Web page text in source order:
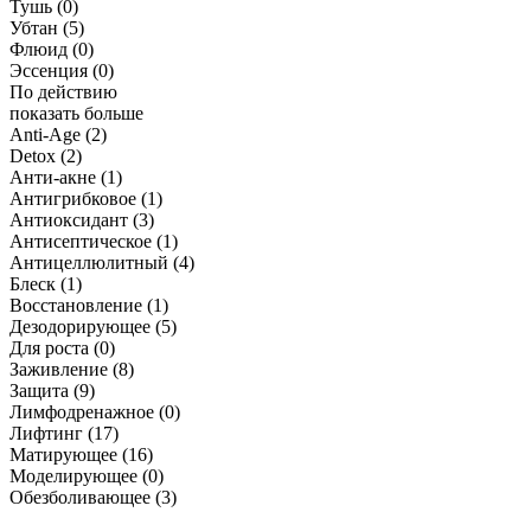
Тушь (0)
Убтан (5)
Флюид (0)
Эссенция (0)
По действию
показать больше
Anti-Age (2)
Detox (2)
Анти-акне (1)
Антигрибковое (1)
Антиоксидант (3)
Антисептическое (1)
Антицеллюлитный (4)
Блеск (1)
Восстановление (1)
Дезодорирующее (5)
Для роста (0)
Заживление (8)
Защита (9)
Лимфодренажное (0)
Лифтинг (17)
Матирующее (16)
Моделирующее (0)
Обезболивающее (3)